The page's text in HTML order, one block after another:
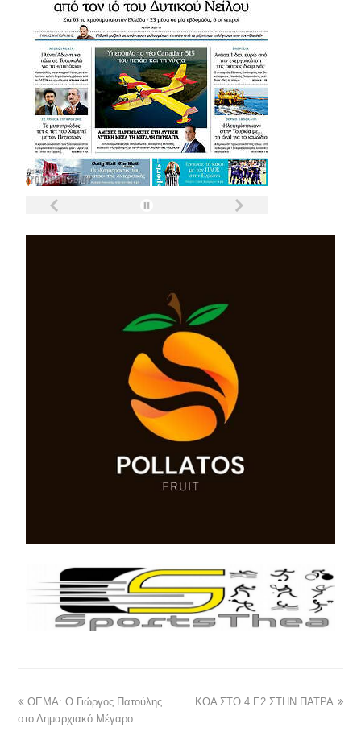
ΘΕΜΑ: Ο Γιώργος Πατούλης
στο Δημαρχιακό Μέγαρο
ΚΟΑ ΣΤΟ 4 Ε2 ΣΤΗΝ ΠΑΤΡΑ